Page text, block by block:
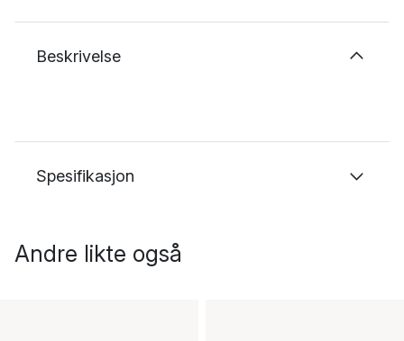
Beskrivelse
Spesifikasjon
Andre likte også